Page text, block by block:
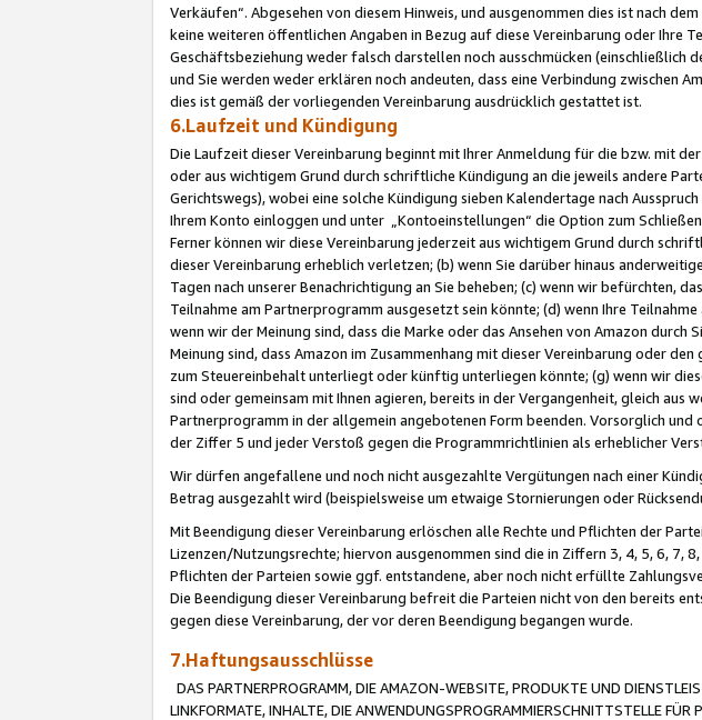
Verkäufen“. Abgesehen von diesem Hinweis, und ausgenommen dies ist nach
keine weiteren öffentlichen Angaben in Bezug auf diese Vereinbarung oder Ihre
Geschäftsbeziehung weder falsch darstellen noch ausschmücken
und Sie werden weder erklären noch andeuten, dass eine Verbindung zwischen
dies ist gemäß der vorliegenden Vereinbarung ausdrücklich gestattet ist.
6.Laufzeit und Kündigung
Die Laufzeit dieser Vereinbarung beginnt mit Ihrer Anmeldung für die bzw. mit
oder aus wichtigem Grund durch schriftliche Kündigung an die jeweils andere
Gerichtswegs), wobei eine solche Kündigung sieben Kalendertage nach
Ihrem Konto einloggen und unter „Kontoeinstellungen“ die Option zum
Ferner können wir diese Vereinbarung jederzeit aus wichtigem Grund durch
dieser Vereinbarung erheblich verletzen; (b) wenn Sie darüber hinaus
Tagen nach unserer Benachrichtigung an Sie beheben; (c) wenn wir befürchten,
Teilnahme am Partnerprogramm ausgesetzt sein könnte; (d) wenn Ihre
wenn wir der Meinung sind, dass die Marke oder das Ansehen von Amazon
Meinung sind, dass Amazon im Zusammenhang mit dieser Vereinbarung oder
zum Steuereinbehalt unterliegt oder künftig unterliegen könnte; (g) wenn wir
sind oder gemeinsam mit Ihnen agieren, bereits in der Vergangenheit, gleich
Partnerprogramm in der allgemein angebotenen Form beenden. Vorsorglich
der Ziffer 5 und jeder Verstoß gegen die Programmrichtlinien als erheblicher
Wir dürfen angefallene und noch nicht ausgezahlte Vergütungen nach einer
Betrag ausgezahlt wird (beispielsweise um etwaige Stornierungen oder
Mit Beendigung dieser Vereinbarung erlöschen alle Rechte und Pflichten der
Lizenzen/Nutzungsrechte; hiervon ausgenommen sind die in Ziffern 3, 4, 5, 6, 7,
Pflichten der Parteien sowie ggf. entstandene, aber noch nicht erfüllte
Die Beendigung dieser Vereinbarung befreit die Parteien nicht von den bereits
gegen diese Vereinbarung, der vor deren Beendigung begangen wurde.
7.Haftungsausschlüsse
DAS PARTNERPROGRAMM, DIE AMAZON-WEBSITE, PRODUKTE UND
LINKFORMATE, INHALTE, DIE ANWENDUNGSPROGRAMMIERSCHNITTSTELLE